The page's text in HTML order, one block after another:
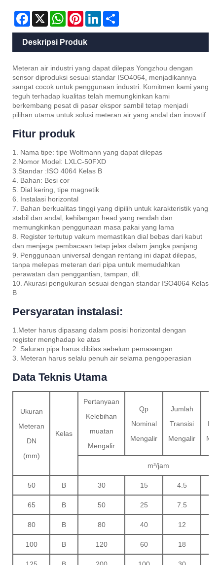
Facebook
X WhatsAppPinterestLinkedIn
Deskripsi Produk
Meteran air industri yang dapat dilepas Yongzhou dengan
sensor diproduksi sesuai standar ISO4064, menjadikannya
sangat cocok untuk penggunaan industri. Komitmen kami yang
teguh terhadap kualitas telah memungkinkan kami
berkembang pesat di pasar ekspor sambil tetap menjadi
pilihan utama untuk solusi meteran air yang andal dan inovatif.
Fitur produk
1. Nama tipe: tipe Woltmann yang dapat dilepas
2.Nomor Model: LXLC-50FXD
3.Standar :ISO 4064 Kelas B
4. Bahan: Besi cor
5. Dial kering, tipe magnetik
6. Instalasi horizontal
7. Bahan berkualitas tinggi yang dipilih untuk karakteristik yang
stabil dan andal, kehilangan head yang rendah dan
memungkinkan penggunaan masa pakai yang lama
8. Register tertutup vakum memastikan dial bebas dari kabut
dan menjaga pembacaan tetap jelas dalam jangka panjang
9. Penggunaan universal dengan rentang ini dapat dilepas,
tanpa melepas meteran dari pipa untuk memudahkan
perawatan dan penggantian, tampan, dll.
10. Akurasi pengukuran sesuai dengan standar ISO4064 Kelas
B
Persyaratan instalasi:
1.Meter harus dipasang dalam posisi horizontal dengan
register menghadap ke atas
2. Saluran pipa harus dibilas sebelum pemasangan
3. Meteran harus selalu penuh air selama pengoperasian
Data Teknis Utama
Ukuran
Meteran
DN
(mm)
Kelas
Pertanyaan
Kelebihan
muatan
Mengalir
Qp
Nominal
Mengalir
Jumlah
Transisi
Mengalir
m³/jam
50 B 30 15 4.5
65 B 50 25 7.5
80 B 80 40 12
100 B 120 60 18